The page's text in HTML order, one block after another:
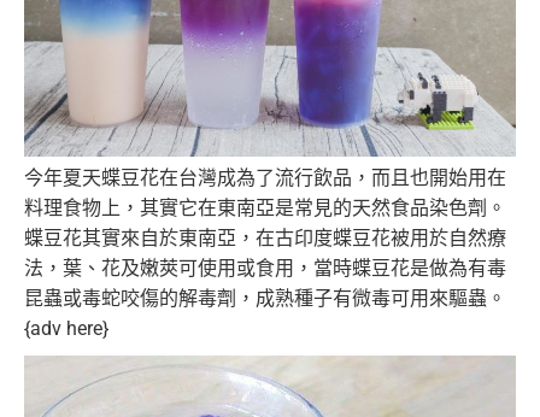
今年夏天蝶豆花在台灣成為了流行飲品，而且也開始用在
料理食物上，其實它在東南亞是常見的天然食品染色劑。
蝶豆花其實來自於東南亞，在古印度蝶豆花被用於自然療
法，葉、花及嫩莢可使用或食用，當時蝶豆花是做為有毒
昆蟲或毒蛇咬傷的解毒劑，成熟種子有微毒可用來驅蟲。
{adv here}